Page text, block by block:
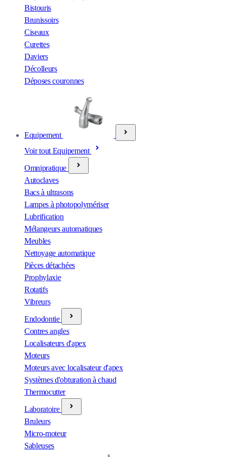
Bistouris
Brunissoirs
Ciseaux
Curettes
Daviers
Décolleurs
Déposes couronnes
Equipement
Voir tout Equipement
Omnipratique
Autoclaves
Bacs à ultrasons
Lampes à photopolymériser
Lubrification
Mélangeurs automatiques
Meubles
Nettoyage automatique
Pièces détachées
Prophylaxie
Rotatifs
Vibreurs
Endodontie
Contres angles
Localisateurs d'apex
Moteurs
Moteurs avec localisateur d'apex
Systèmes d'obturation à chaud
Thermocutter
Laboratoire
Bruleurs
Micro-moteur
Sableuses